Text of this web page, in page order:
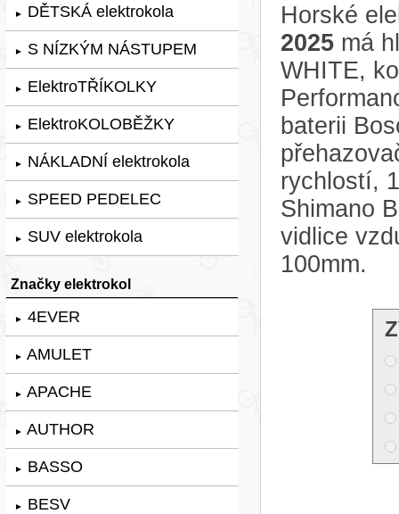
► DĚTSKÁ elektrokola
► S NÍZKÝM NÁSTUPEM
► ElektroTŘÍKOLKY
► ElektroKOLOBĚŽKY
► NÁKLADNÍ elektrokola
► SPEED PEDELEC
► SUV elektrokola
Značky elektrokol
► 4EVER
► AMULET
► APACHE
► AUTHOR
► BASSO
► BESV
Horské
2025 má
WHITE,
baterii
rychlostí,
Shimano
vidlice
100mm.